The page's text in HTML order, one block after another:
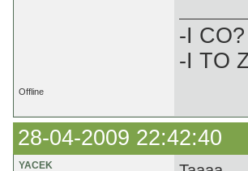
-I
-I TO
Offline
28-04-2009 22:42:40
YACEK